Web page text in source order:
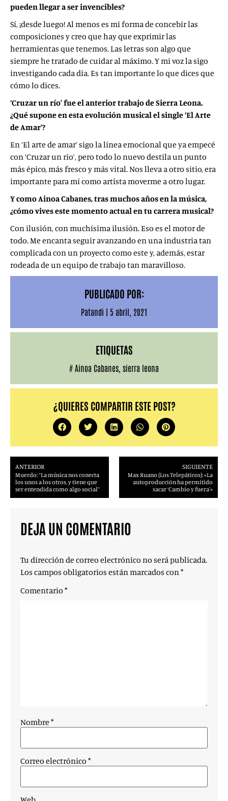
pueden llegar a ser invencibles?
Sí, ¡desde luego! Al menos es mi forma de concebir las
composiciones y creo que hay que exprimir las
herramientas que tenemos. Las letras son algo que
siempre he tratado de cuidar al máximo. Y mi voz la sigo
investigando cada día. Es tan importante lo que dices que
cómo lo dices.
‘Cruzar un río’ fue el anterior trabajo de Sierra Leona.
¿Qué supone en esta evolución musical el single ‘El Arte
de Amar’?
En ‘El arte de amar’ sigo la línea emocional que ya empecé
con ‘Cruzar un río’, pero todo lo nuevo destila un punto
más épico, más fresco y más vital. Nos lleva a otro sitio, era
importante para mí como artista moverme a otro lugar.
Y como Ainoa Cabanes, tras muchos años en la música,
¿cómo vives este momento actual en tu carrera musical?
Con ilusión, con muchísima ilusión. Eso es el motor de
todo. Me encanta seguir avanzando en una industria tan
complicada con un proyecto como este y, además, estar
rodeada de un equipo de trabajo tan maravilloso.
PUBLICADO POR:
Patandi | 5 abril, 2021
ETIQUETAS
# Ainoa Cabanes sierra leona
¿QUIERES COMPARTIR ESTE POST?
ANTERIOR
Muerdo: “La música nos conecta
los unos a los otros, y tiene que
ser entendida como algo social”
SIGUIENTE
Max Ruano (Los Telepáticos): «La
autoproducción ha permitido
sacar ‘Cambio y fuera'»
DEJA UN COMENTARIO
Tu dirección de correo electrónico no será publicada.
Los campos obligatorios están marcados con*
Comentario *
Nombre *
Correo electrónico *